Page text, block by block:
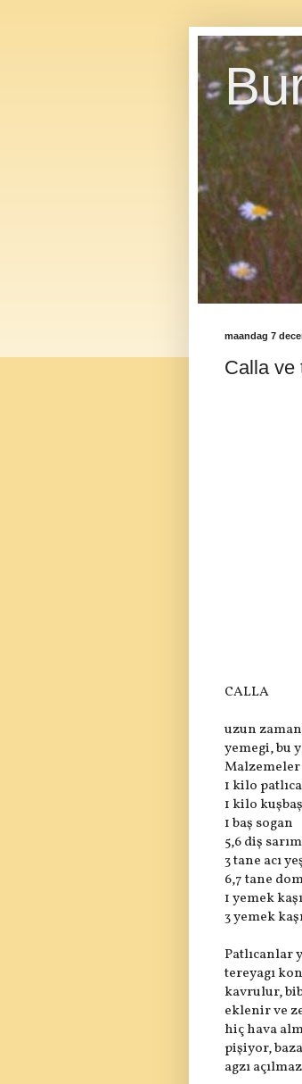
maandag 7
Calla ve
CALLA
uzun
yemegi, bu
Malzemeler
1 kilo
1 kilo
1 baş sogan
5,6 diş
3 tane acı
6,7 tane
1 yemek
3 yemek
Patlıcanlar
tereyagı
kavrulur,
eklenir ve
hiç hava
pişiyor,
agzı